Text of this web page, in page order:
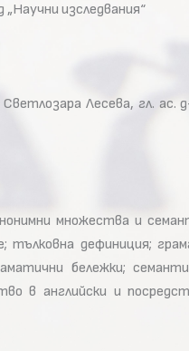
изследвания“
Лесева, гл.
множества и
дефиниция;
бележки;
в английски и